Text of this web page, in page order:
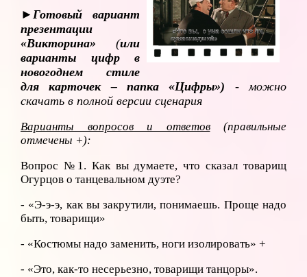
►Готовый вариант
презентации
«Викторина» (или
варианты цифр в
новогоднем стиле
для карточек – папка «Цифры») - можно
скачать в полной версии сценария
Варианты вопросов и ответов(правильные
отмечены +):
Вопрос №1. Как вы думаете, что сказал товарищ
Огурцов о танцевальном дуэте?
- «Э-э-э, как вы закрутили, понимаешь. Проще надо
быть, товарищи»
- «Костюмы надо заменить, ноги изолировать» +
- «Это, как-то несерьезно, товарищи танцоры».